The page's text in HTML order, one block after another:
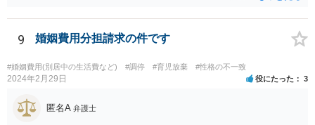
9 婚姻費用分担請求の件です
#婚姻費用(別居中の生活費など) #調停 #育児放棄 #性格の不一致
2024年2月29日 役にたった 3
匿名A 弁護士